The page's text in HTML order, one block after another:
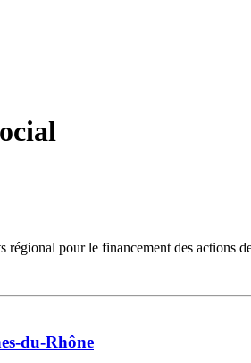
pour le financement des actions
du-Rhône